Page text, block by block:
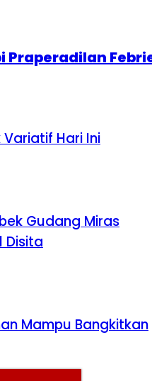
Praperadilan
Hari Ini
Gudang Miras
Disita
Mampu Bangkitkan